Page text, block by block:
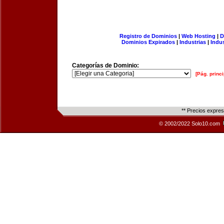
Registro de Dominios| Web Hosting |
Dominios Expirados | Industrias |
Categorías de Dominio:
[Pág.
** Precios
© 2002/2022 Solo10.com